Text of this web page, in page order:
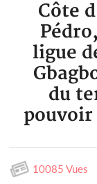
Côte
ligue
du
10085 Vues